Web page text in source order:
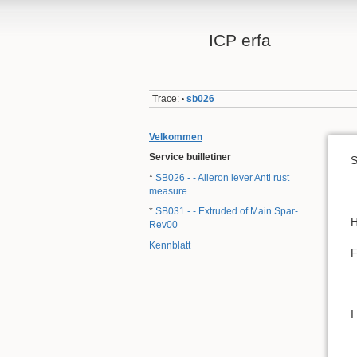
ICP erfa
Trace: • sb026
Velkommen
Service builletiner
* SB026 - - Aileron lever Anti rust
measure
* SB031 - - Extruded of Main Spar-
Rev00
Kennblatt
I